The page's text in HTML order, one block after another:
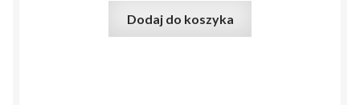
Dodaj do koszyka